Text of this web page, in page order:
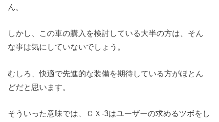
ん。
しかし、この車の購入を検討している大半の方は、そん
な事は気にしていないでしょう。
むしろ、快適で先進的な装備を期待している方がほとん
どだと思います。
そういった意味では、ＣＸ-3はユーザーの求めるツボをし